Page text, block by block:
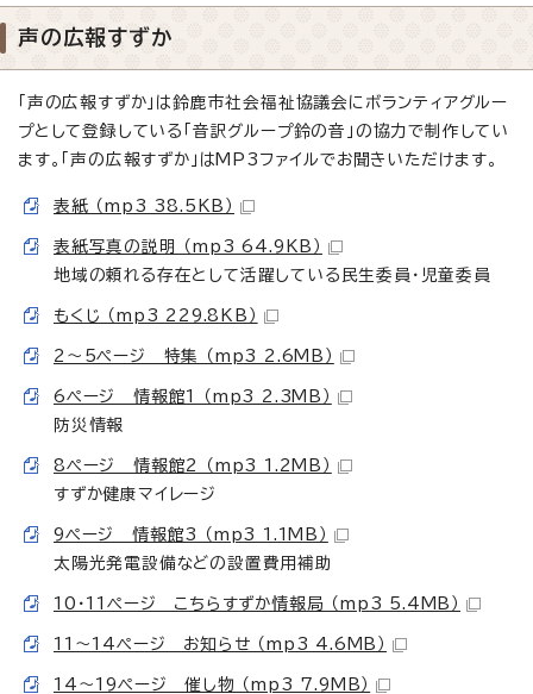
声の広報すずか
「声の広報すずか」は鈴鹿市社会福祉協議会にボランティアグルー
プとして登録している「音訳グループ鈴の音」の協力で制作してい
ます。「声の広報すずか」はMP3ファイルでお聞きいただけます。
表紙 （mp3 38.5KB）
表紙写真の説明 （mp3 64.9KB）
地域の頼れる存在として活躍している民生委員・児童委員
もくじ （mp3 229.8KB）
2～5ページ 特集 （mp3 2.6MB）
6ページ 情報館1 （mp3 2.3MB）
防災情報
8ページ 情報館2 （mp3 1.2MB）
すずか健康マイレージ
9ページ 情報館3 （mp3 1.1MB）
太陽光発電設備などの設置費用補助
10・11ページ こちらすずか情報局 （mp3 5.4MB）
11～14ページ お知らせ （mp3 4.6MB）
14～19ページ 催し物 （mp3 7.9MB）